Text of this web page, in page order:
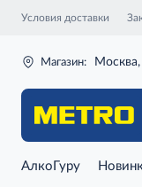
Условия доставки
Магазин:
АлкоГуру